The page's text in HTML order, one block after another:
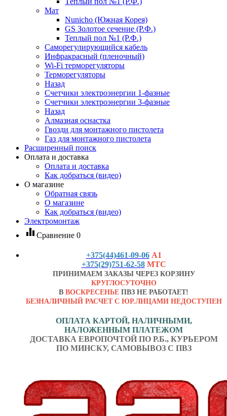
Мат
Nunicho (Южная Корея)
GS Золотое сечение (Р.Ф.)
Теплый пол №1 (Р.Ф.)
Саморегулирующийся кабель
Инфракрасный (пленочный)
Wi-Fi терморегуляторы
Терморегуляторы
Назад
Счетчики электроэнергии 1-фазные
Счетчики электроэнергии 3-фазные
Назад
Алмазная оснастка
Гвозди для монтажного пистолета
Газ для монтажного пистолета
Расширенный поиск
Оплата и доставка
Оплата и доставка
Как добраться (видео)
О магазине
Обратная связь
О магазине
Как добраться (видео)
Электромонтаж
equalizer Сравнение 0
+375(44)461-09-06 А1
+375(29)751-62-58 МТС
ПРИНИМАЕМ ЗАКАЗЫ ЧЕРЕЗ КОРЗИНУ
КРУГЛОСУТОЧНО
В ВОСКРЕСЕНЬЕ ПВЗ НЕ РАБОТАЕТ!
БЕЗНАЛИЧНЫЙ РАСЧЕТ С ЮР.ЛИЦАМИ НЕДОСТУПЕН
ОПЛАТА КАРТОЙ, НАЛИЧНЫМИ,
НАЛОЖЕННЫМ ПЛАТЕЖОМ
ДОСТАВКА ЕВРОПОЧТОЙ ПО Р.Б., КУРЬЕРОМ
ПО МИНСКУ, САМОВЫВОЗ С ПВЗ